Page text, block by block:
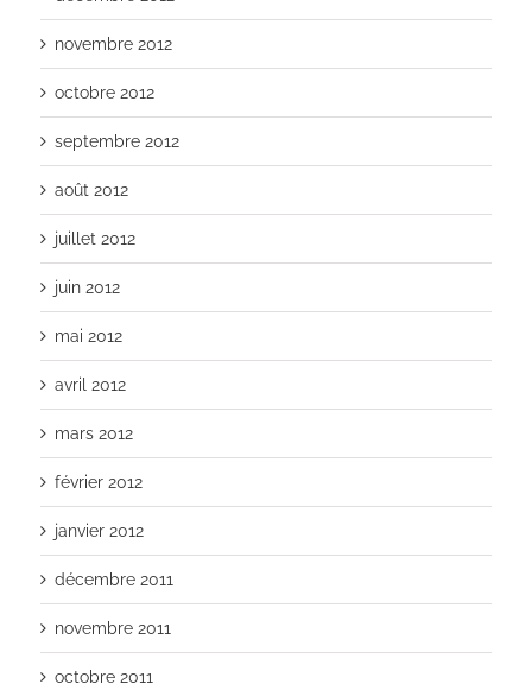
novembre 2012
octobre 2012
septembre 2012
août 2012
juillet 2012
juin 2012
mai 2012
avril 2012
mars 2012
février 2012
janvier 2012
décembre 2011
novembre 2011
octobre 2011